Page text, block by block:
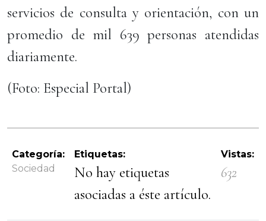
servicios de consulta y orientación, con un
promedio de mil 639 personas atendidas
diariamente.
(Foto: Especial Portal)
Categoría:
Sociedad
Etiquetas:
No hay etiquetas
asociadas a éste artículo.
Vistas:
632